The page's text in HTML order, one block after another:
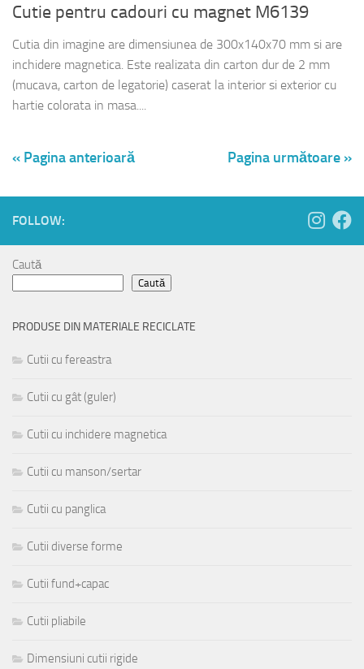
Cutie pentru cadouri cu magnet M6139
Cutia din imagine are dimensiunea de 300x140x70 mm si are
inchidere magnetica. Este realizata din carton dur de 2 mm
(mucava, carton de legatorie) caserat la interior si exterior cu
hartie colorata in masa....
« Pagina anterioară Pagina următoare »
FOLLOW:
Caută
Caută
PRODUSE DIN MATERIALE RECICLATE
Cutii cu fereastra
Cutii cu gât (guler)
Cutii cu inchidere magnetica
Cutii cu manson/sertar
Cutii cu panglica
Cutii diverse forme
Cutii fund+capac
Cutii pliabile
Dimensiuni cutii rigide